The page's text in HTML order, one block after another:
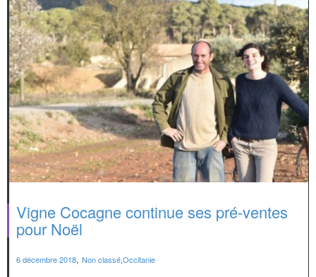
Vigne Cocagne continue ses pré-ventes
pour Noël
6 décembre 2018, Non classé,Occitanie